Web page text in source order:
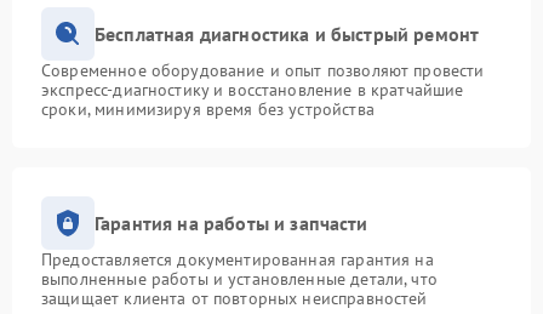
Бесплатная диагностика и быстрый ремонт
Современное оборудование и опыт позволяют провести
экспресс-диагностику и восстановление в кратчайшие
сроки, минимизируя время без устройства
Гарантия на работы и запчасти
Предоставляется документированная гарантия на
выполненные работы и установленные детали, что
защищает клиента от повторных неисправностей